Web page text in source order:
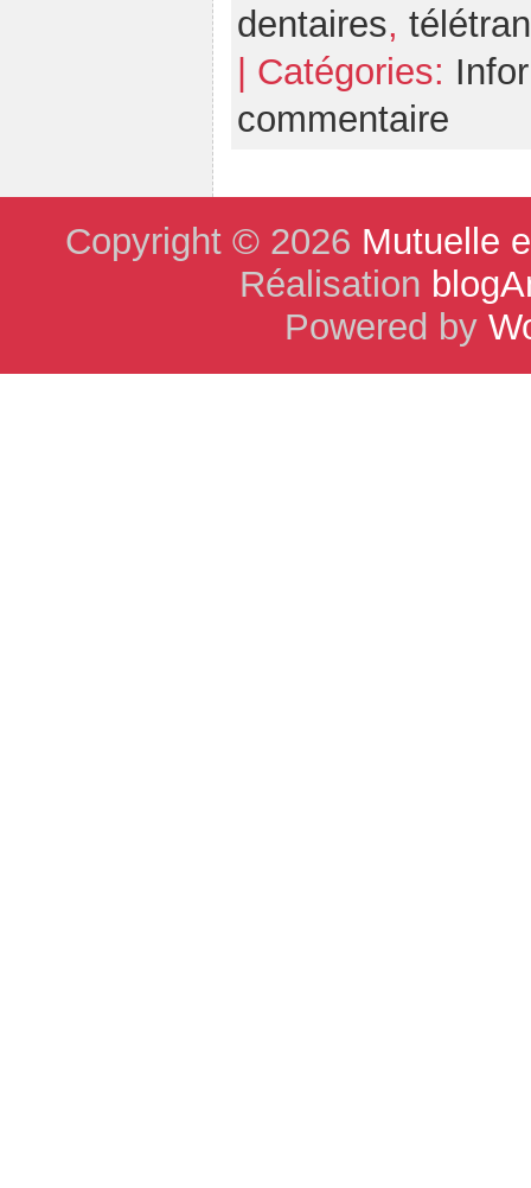
dentaires,
| Catégories:
commentaire
Copyright © 2026 Mutuelle
Réalisation
Powered by